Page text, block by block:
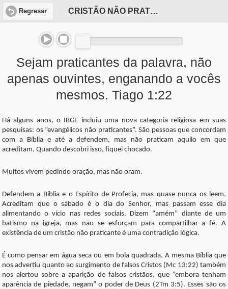
Regresar CRISTÃO NÃO PRATICANTE
Sejam praticantes da palavra, não
apenas ouvintes, enganando a vocês
mesmos. Tiago 1:22
Há alguns anos, o IBGE incluiu uma nova categoria religiosa em suas
pesquisas: os “evangélicos não praticantes”. São pessoas que concordam
com a Bíblia e até a defendem, mas não praticam aquilo em que
acreditam. Quando descobri isso, fiquei chocado.
Muitos vivem pedindo oração, mas não oram.
Defendem a Bíblia e o Espírito de Profecia, mas quase nunca os leem.
Acreditam que o sábado é o dia do Senhor, mas passam esse dia
alimentando o vício nas redes sociais. Dizem “amém” diante de um
batismo na igreja, mas não se esforçam para compartilhar a fé. A
existência de um cristão não praticante é uma contradição lógica.
É como pensar em água seca ou em bola quadrada. A mesma Bíblia que
nos advertiu quanto ao surgimento de falsos Cristos (Mc 13:22) também
nos alertou sobre a aparição de falsos cristãos, que “embora tenham
aparência de piedade, negam” o poder de Deus (2Tm 3:5). Esses são os